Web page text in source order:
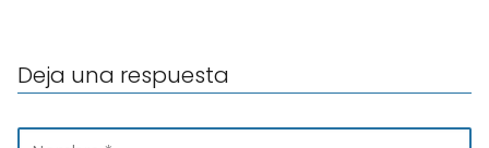
Deja una respuesta